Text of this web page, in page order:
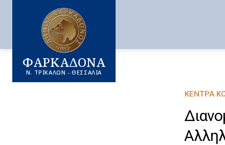
ΦΑΡΚΑΔΟΝΑ
Ν. ΤΡΙΚΑΛΩΝ - ΘΕΣΣΑΛΙΑ
ΚΈΝΤΡΑ